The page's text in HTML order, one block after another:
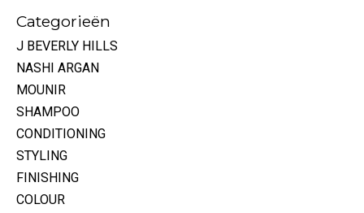
Categorieën
J BEVERLY HILLS
NASHI ARGAN
MOUNIR
SHAMPOO
CONDITIONING
STYLING
FINISHING
COLOUR